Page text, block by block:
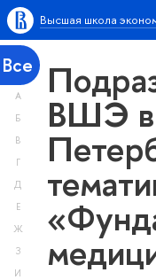
Высшая школа
Все
А
Б
В
Г
Д
Е
Ж
З
И
ВШЭ в